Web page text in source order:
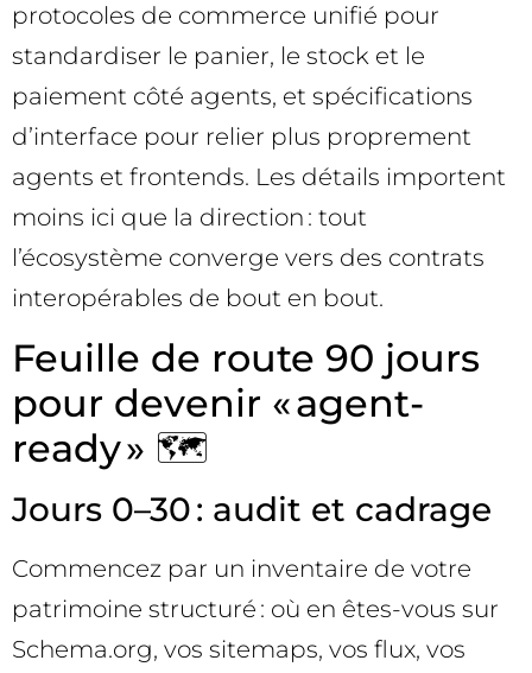
protocoles de commerce unifié pour
standardiser le panier, le stock et le
paiement côté agents, et spécifications
d’interface pour relier plus proprement
agents et frontends. Les détails importent
moins ici que la direction : tout
l’écosystème converge vers des contrats
interopérables de bout en bout.
Feuille de route 90 jours
pour devenir « agent-
ready » 🗺️
Jours 0–30 : audit et cadrage
Commencez par un inventaire de votre
patrimoine structuré : où en êtes-vous sur
Schema.org, vos sitemaps, vos flux, vos